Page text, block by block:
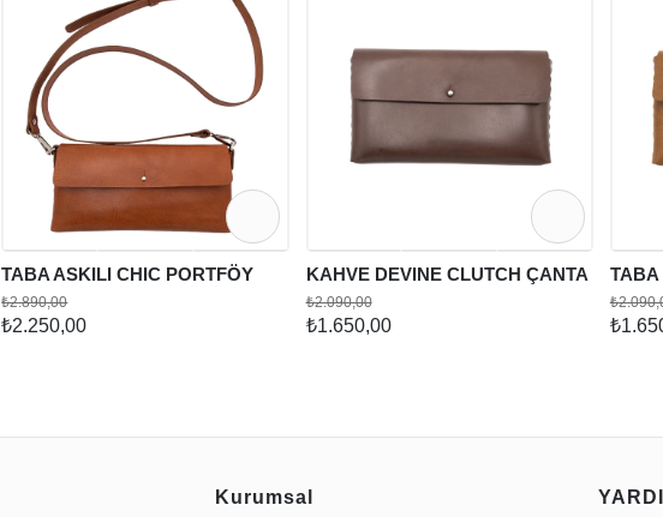
TABA ASKILI CHIC PORTFÖY
₺2.250,00
₺2.890,00
KAHVE DEVINE CLUTCH ÇANTA
₺1.650,00
₺2.090,00
TABA
Kurumsal